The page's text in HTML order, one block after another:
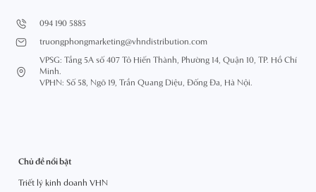
094 190 5885
truongphongmarketing@vhndistribution.com
VPSG: Tầng 5A số 407 Tô Hiến Thành, Phường 14, Quận 10, TP. Hồ Chí
Minh.
VPHN: Số 58, Ngõ 19, Trần Quang Diệu, Đống Đa, Hà Nội.
Chủ đề nổi bật
Triết lý kinh doanh VHN